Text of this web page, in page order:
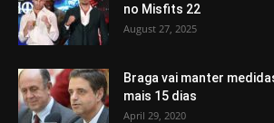
no Misfits 22
August 27, 2025
Braga vai manter
mais 15 dias
April 29, 2020